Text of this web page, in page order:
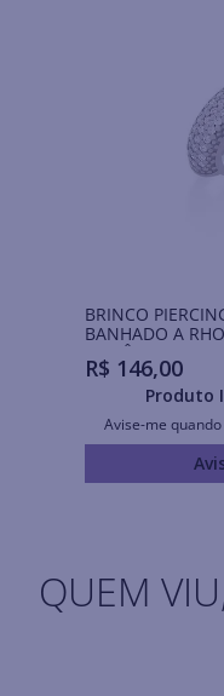
BRINCO
BANHADO A
ZIRCÔNIAS
R$ 146,00
Produto
Avise-me
QUEM